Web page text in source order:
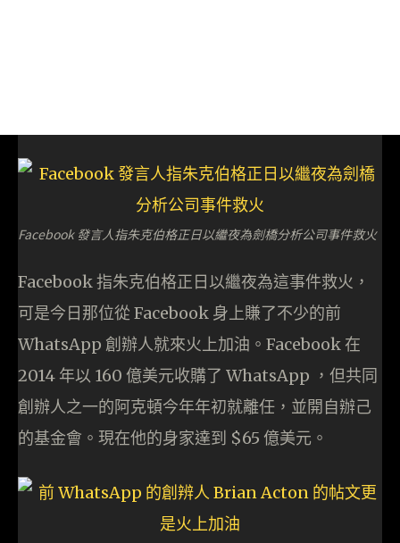
Facebook 發言人指朱克伯格正日以繼夜為劍橋分析公司事件救火
Facebook 指朱克伯格正日以繼夜為這事件救火，
可是今日那位從 Facebook 身上賺了不少的前
WhatsApp 創辦人就來火上加油。Facebook 在
2014 年以 160 億美元收購了 WhatsApp ，但共同
創辦人之一的阿克頓今年年初就離任，並開自辦己
的基金會。現在他的身家達到 $65 億美元。